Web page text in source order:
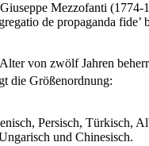
Mezzofanti
de propaganda fide’
von zwölf Jahren
die Größenordnung:
Persisch, Türkisch,
und Chinesisch.